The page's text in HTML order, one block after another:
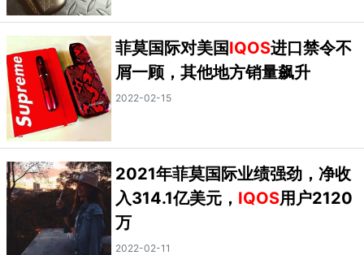
菲莫国际对美国IQOS进口禁令不
屑一顾，其他地方销量飙升
2022-02-15
2021年菲莫国际业绩强劲，净收
入314.1亿美元， IQOS用户2120
万
2022-02-11